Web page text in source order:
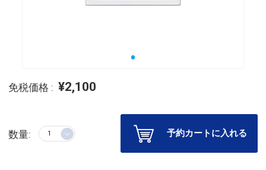
免税価格 : ¥2,100
数量: 予約カートに入れる